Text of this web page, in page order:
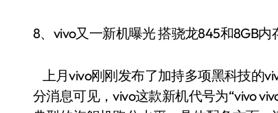
8、vivo又一新机曝光 搭骁龙845和8GB内
上月vivo刚刚发布了加持多项黑科技的
分消息可见，vivo这款新机代号为“vivo